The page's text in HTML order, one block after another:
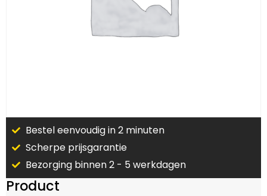
Bestel eenvoudig in 2 minuten
Scherpe prijsgarantie
Bezorging binnen 2 - 5 werkdagen
Product